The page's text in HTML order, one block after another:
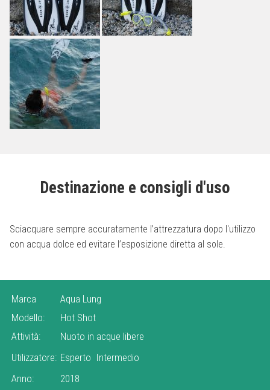
Destinazione e consigli d'uso
Sciacquare sempre accuratamente l’attrezzatura dopo l'utilizzo
con acqua dolce ed evitare l’esposizione diretta al sole.
Marca
Aqua Lung
Modello:
Hot Shot
Attività:
Nuoto in acque libere
Utilizzatore: Esperto Intermedio
Anno:
2018